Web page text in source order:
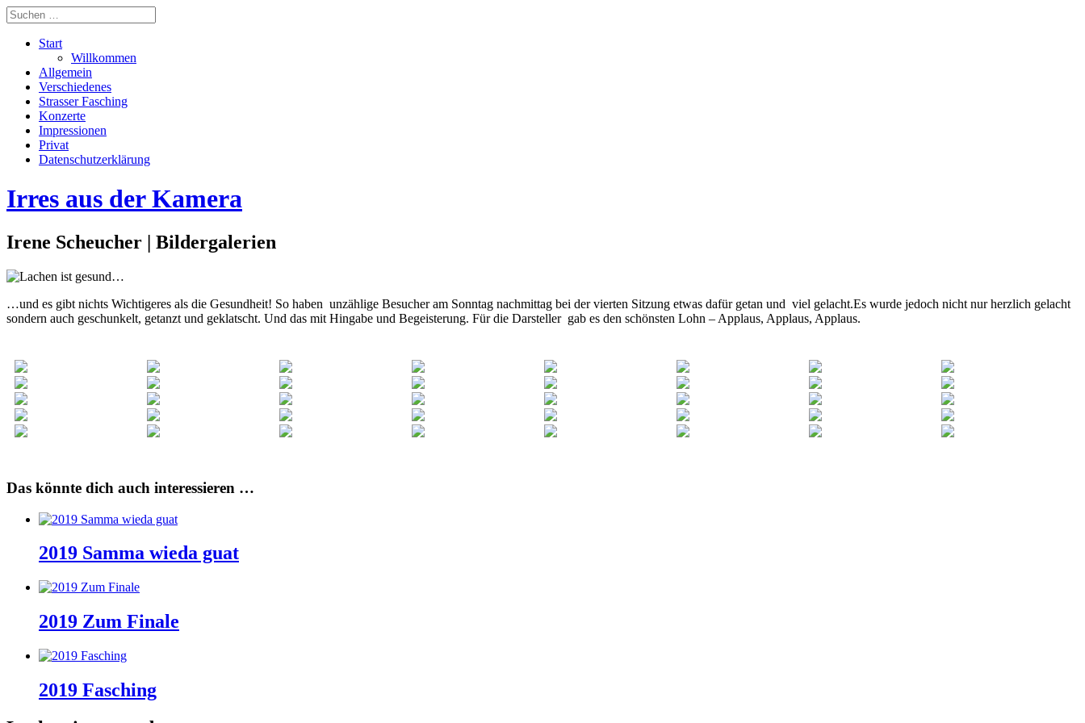
Start
Willkommen
Allgemein
Verschiedenes
Strasser Fasching
Konzerte
Impressionen
Privat
Datenschutzerklärung
Irres aus der Kamera
Irene Scheucher | Bildergalerien
…und es gibt nichts Wichtigeres als die Gesundheit! So haben unzählige Besucher am Sonntag nachmittag bei der vierten Sitzung etwas dafür getan und viel gelacht.Es wurde jedoch nicht nur herzlich gelacht
sondern auch geschunkelt, getanzt und geklatscht. Und das mit Hingabe und Begeisterung. Für die Darsteller gab es den schönsten Lohn – Applaus, Applaus, Applaus.
Das könnte dich auch interessieren …
2019 Samma wieda guat
2019 Zum Finale
2019 Fasching